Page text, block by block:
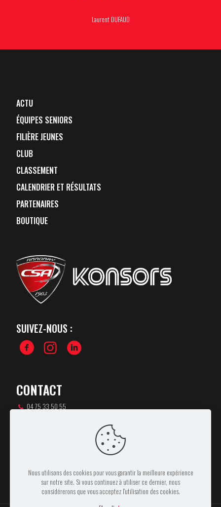
Laurent DUFAUD
ACTU
ÉQUIPES SENIORS
FILIÈRE JEUNES
CLUB
CLASSEMENT
CALENDRIER ET RÉSULTATS
PARTENAIRES
BOUTIQUE
SUIVEZ-NOUS :
CONTACT
04 75 33 50 55
Nous utilisons des cookies pour vous garantir la meilleure expérience
sur notre site. Si vous continuez à utiliser ce dernier, nous
considérerons que vous acceptez l'utilisation des cookies.